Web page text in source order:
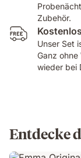
Zubehör.
Unser Set
Ganz
wieder bei
Entdecke